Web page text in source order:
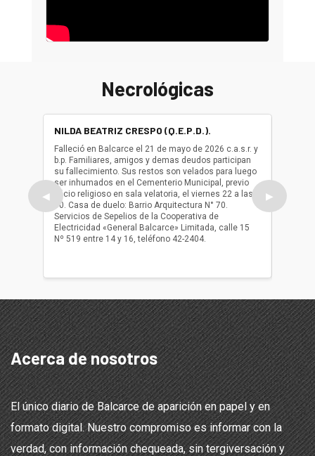
Necrológicas
◀
NILDA BEATRIZ CRESPO (Q.E.P.D.).
Falleció en Balcarce el 21 de mayo de 2026 c.a.s.r. y
b.p. Familiares, amigos y demas deudos participan
su fallecimiento. Sus restos son velados para luego
ser inhumados en el Cementerio Municipal, previo
oficio religioso en sala velatoria, el viernes 22 a las
10. Casa de duelo: Barrio Arquitectura N° 70.
Servicios de Sepelios de la Cooperativa de
Electricidad «General Balcarce» Limitada, calle 15
Nº 519 entre 14 y 16, teléfono 42-2404.
ser
oficio
▶
Acerca de nosotros
El único diario de Balcarce de aparición en papel y en
formato digital. Nuestro compromiso es informar con la
verdad, con información chequeada, sin tergiversación y